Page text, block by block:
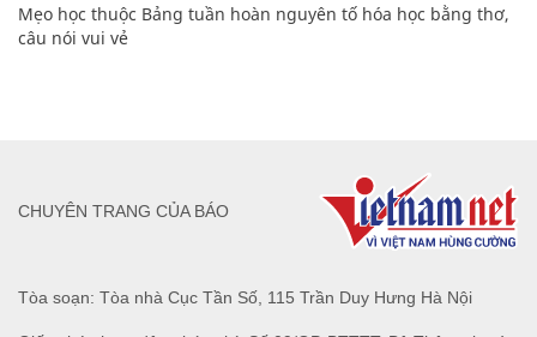
Mẹo học thuộc Bảng tuần hoàn nguyên tố hóa học bằng thơ,
câu nói vui vẻ
Tòa soạn: Tòa nhà Cục Tần Số, 115 Trần Duy Hưng Hà Nội
CHUYÊN TRANG CỦA BÁO